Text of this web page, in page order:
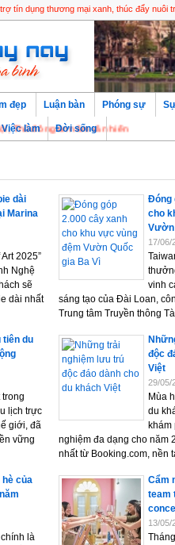
tín dụng thương mại xanh, thúc đẩy nuôi
đô ngàn năm văn hiến
đẹp Luận bàn Phóng sự
Việc làm Đời sống
dài
Marina
2025”
Nghệ
sẽ
dài nhất
Đóng
cho
Vườn
17/06/
vinh
sáng tạo của Đài Loan,
Trung tâm Truyền thông
tiên du
trong
lịch trực
giới, đã
vững
độc
Việt
29/05/
Mùa
du
khám
nghiệm đa dạng cho năm
nhất từ Booking.com, nền
của
là
Cẩm
team
13/05/